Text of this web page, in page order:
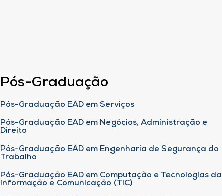
Pós-Graduação
Pós-Graduação EAD em Serviços
Pós-Graduação EAD em Negócios, Administração e
Direito
Pós-Graduação EAD em Engenharia de Segurança do
Trabalho
Pós-Graduação EAD em Computação e Tecnologias da
informação e Comunicação (TIC)